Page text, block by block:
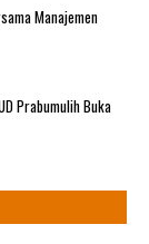
Manajemen
Prabumulih Buka